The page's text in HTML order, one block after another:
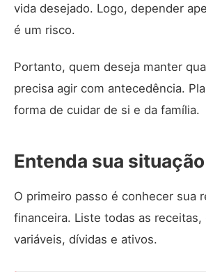
vida desejado. Logo, depender
é um risco.
Portanto, quem deseja manter
precisa agir com antecedência.
forma de cuidar de si e da família.
Entenda sua
O primeiro passo é conhecer sua
financeira. Liste todas as
variáveis, dívidas e ativos.